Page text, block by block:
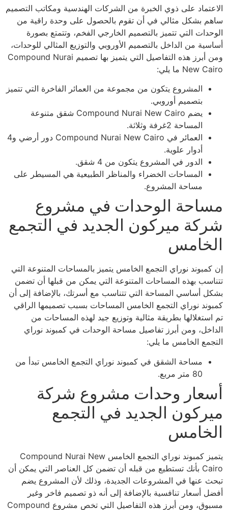
الاعتماد على ذوي الخبرة من الشركات الهندسية ومكاتب التصميم
ساهم بشكل مثالي في أن تقوم بالحصول على وحدة راقية من
الوحدات التي تتميز بالتصميم الخارجي الفخم، وتتمتع بصورة
أساسية من الداخل بالتصميم الأوروبي والتوزيع المثالي للوحدات،
ومن أبرز هذه التفاصيل التي يتميز بها تصميم Compound Nurai
New Cairo ما يلي:
المشروع يتكون من مجموعة من العمائر الفاخرة التي تتميز
بتصميم أوروبي.
يضم Compound Nurai New Cairo شقق متنوعة
المساحة 2غرفة وثلاثة.
العمائر في Compound Nurai New Cairo دور أرضي و4
أدوار علوية.
الدور في المشروع يتكون من 4 شقق.
المساحات الخضراء والمناظر الطبيعية هي المسيطر على
مساحة المشروع.
مساحة الوحدات في مشروع
شركة ميركون الجديد في التجمع
الخامس
إن كمبوند نوراي التجمع الخامس يتميز بالمساحات المتنوعة التي
تتناسب بهذه المساحات المتنوعة التي يمكن من قبلها أن تضمن
بشكل أساسي المساحة التي تتناسب مع أسرتك، بالإضافة إلى أن
كمبوند نوراي التجمع الخامس المساحات بسبب تصميمها الراقي
تم استغلالها بطريقة مثالية وتوزيع جيد لهذه المساحات من
الداخل، ومن أبرز تفاصيل مساحة الوحدات في كمبوند نوراي
التجمع الخامس ما يلي:
مساحة الشقق في كمبوند نوراي التجمع الخامس تبدأ من
80 متر مربع.
أسعار وحدات مشروع شركة
ميركون الجديد في التجمع
الخامس
يتميز كمبوند نوراي التجمع الخامس Compound Nurai New
Cairo بأنك تستطيع من قبله أن تضمن كل العناصر التي يمكن أن
تبحث عنها في المشروعات الجديدة، وذلك لأن المشروع يضم
أفضل أسعار تنافسية بالإضافة إلى أنه ذو تصميم فاخر وغير
مسبوق، ومن أبرز هذه التفاصيل التي تخص مشروع Compound